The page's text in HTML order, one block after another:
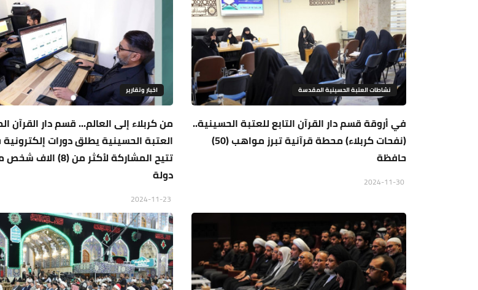
نشاطات العتبة الحسينية المقدسة
في أروقة قسم دار القرآن التابع للعتبة الحسينية..
(نفحات كربلاء) محطة قرآنية تبرز مواهب (50)
حافظة
اخبار وتقارير
من كربلاء إلى العالم... قسم دار القرآن
العتبة الحسينية يطلق دورات إلكترونية
دولة